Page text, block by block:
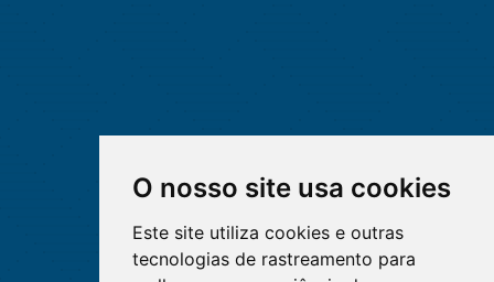
O nosso site usa cookies
Este site utiliza cookies e outras
tecnologias de rastreamento para